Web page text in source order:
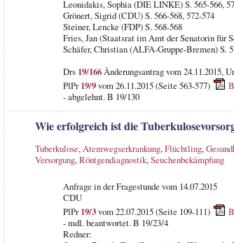
Leonidakis, Sophia (DIE LINKE) S. 565-566,
Grönert, Sigrid (CDU) S. 566-568, 572-574
Steiner, Lencke (FDP) S. 568-568
Fries, Jan (Staatsrat im Amt der Senatorin für
Schäfer, Christian (ALFA-Gruppe-Bremen) S.
Drs 19/166Änderungsantrag vom 24.11.2015,
PlPr19/9vom 26.11.2015 (Seite 563-577)
- abgelehnt. B 19/130
Wie erfolgreich ist die
Tuberkulose,Atemwegserkrankung,Flüchtling,
Versorgung,Röntgendiagnostik,Seuchenbekämpfung
Anfrage in der Fragestundevom 14.07.2015
CDU
PlPr19/3vom 22.07.2015 (Seite 109-111)
- mdl. beantwortet. B 19/23/4
Redner: